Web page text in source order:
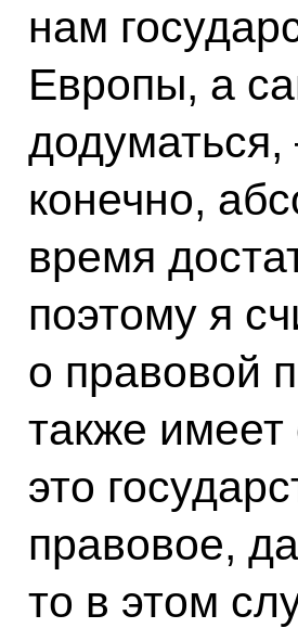
нам
Европы, а
конечно,
время
поэтому я
о правовой
также
это
правовое,
то в этом